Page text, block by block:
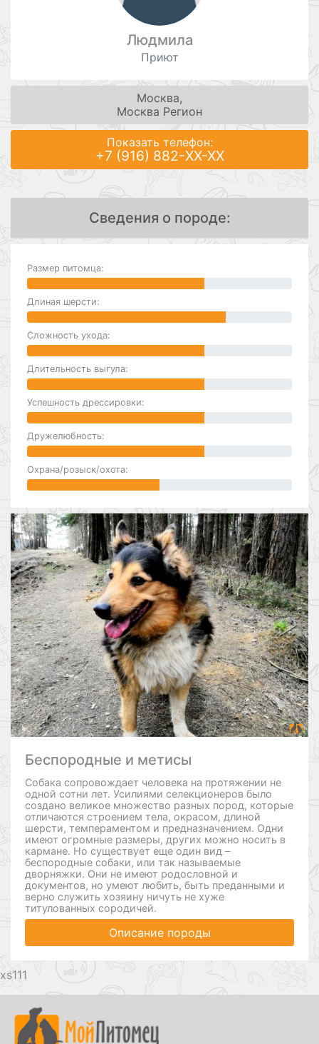
Людмила
Приют
Москва,
Москва Регион
Показать телефон:
+7 (916) 882-XX-XX
Сведения о породе:
Размер питомца:
Длиная шерсти:
Сложность ухода:
Длительность выгула:
Успешность дрессировки:
Дружелюбность:
Охрана/розыск/охота:
Беспородные и метисы
Собака сопровождает человека на протяжении не
одной сотни лет. Усилиями селекционеров было
создано великое множество разных пород, которые
отличаются строением тела, окрасом, длиной
шерсти, темпераментом и предназначением. Одни
имеют огромные размеры, других можно носить в
кармане. Но существует еще один вид –
беспородные собаки, или так называемые
дворняжки. Они не имеют родословной и
документов, но умеют любить, быть преданными и
верно служить хозяину ничуть не хуже
титулованных сородичей.
Описание породы
111